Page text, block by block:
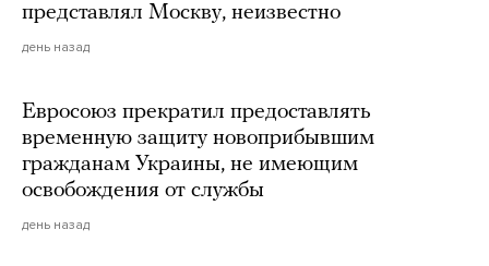
представлял Москву, неизвестно
день назад
Евросоюз прекратил предоставлять
временную защиту новоприбывшим
гражданам Украины, не имеющим
освобождения от службы
день назад